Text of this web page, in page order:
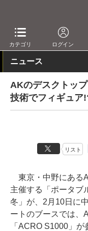
カテゴリ ログイン
AV Watch イベント
ニュース
AKのデスクトッ
技術でフィギュア
リスト
東京・中野にある
主催する「ポータブ
冬」が、2月10日に
ートのブースでは、
「ACRO S1000」が